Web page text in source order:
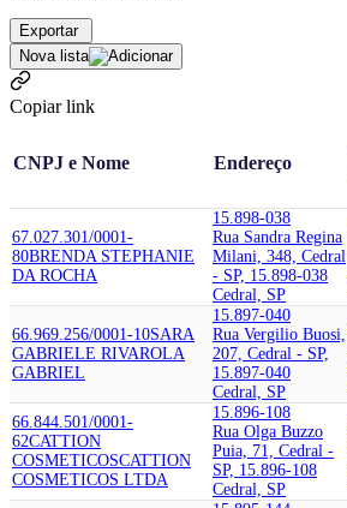
Exportar
Nova lista
Copiar link
CNPJ e Nome Endereço
67.027.301/0001-
80BRENDA STEPHANIE
DA ROCHA
15.898-038
Rua Sandra Regina
Milani, 348, Cedral
- SP, 15.898-038
Cedral, SP
66.969.256/0001-10SARA
GABRIELE RIVAROLA
GABRIEL
15.897-040
Rua Vergilio Buosi,
207, Cedral - SP,
15.897-040
Cedral, SP
66.844.501/0001-
62CATTION
COSMETICOSCATTION
COSMETICOS LTDA
15.896-108
Rua Olga Buzzo
Puia, 71, Cedral -
SP, 15.896-108
Cedral, SP